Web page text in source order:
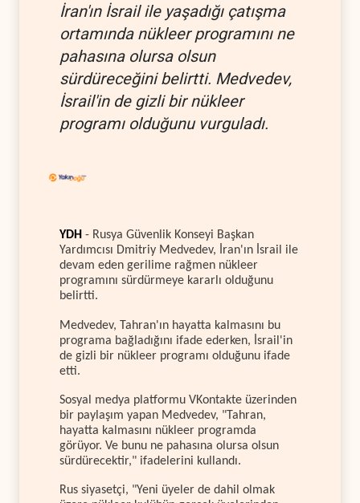
İran'ın İsrail ile yaşadığı çatışma
ortamında nükleer programını ne
pahasına olursa olsun
sürdüreceğini belirtti. Medvedev,
İsrail'in de gizli bir nükleer
programı olduğunu vurguladı.
YDH - Rusya Güvenlik Konseyi Başkan
Yardımcısı Dmitriy Medvedev, İran'ın İsrail ile
devam eden gerilime rağmen nükleer
programını sürdürmeye kararlı olduğunu
belirtti.
Medvedev, Tahran'ın hayatta kalmasını bu
programa bağladığını ifade ederken, İsrail'in
de gizli bir nükleer programı olduğunu ifade
etti.
Sosyal medya platformu VKontakte üzerinden
bir paylaşım yapan Medvedev, "Tahran,
hayatta kalmasını nükleer programda
görüyor. Ve bunu ne pahasına olursa olsun
sürdürecektir," ifadelerini kullandı.
Rus siyasetçi, "Yeni üyeler de dahil olmak